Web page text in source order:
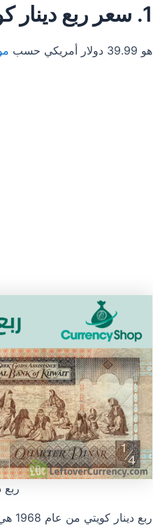
1. سعر ربع دينار كويتي 1968
هو 39.99 دولار أمريكي حسب
ربع